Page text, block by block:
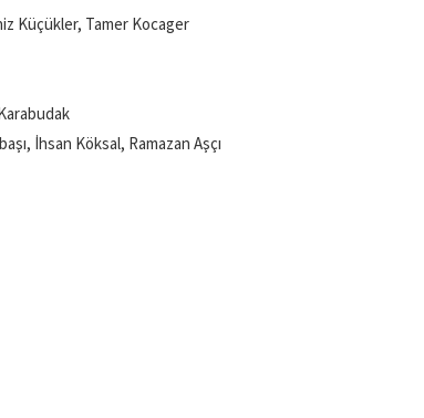
Küçükler, Tamer Kocager
İhsan Köksal, Ramazan Aşçı